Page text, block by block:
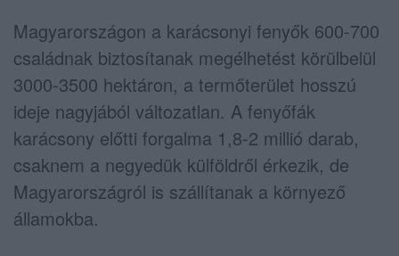
Magyarországon a karácsonyi fenyők 600-700
családnak biztosítanak megélhetést körülbelül
3000-3500 hektáron, a termőterület hosszú
ideje nagyjából változatlan. A fenyőfák
karácsony előtti forgalma 1,8-2 millió darab,
csaknem a negyedük külföldről érkezik, de
Magyarországról is szállítanak a környező
államokba.